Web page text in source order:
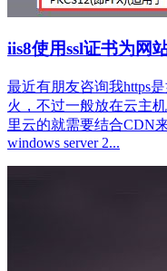
iis8使用ssl证书为网
最近有朋友咨询我https
火，不过一般放在云主
里云的就需要结合CDN
windows server 2...